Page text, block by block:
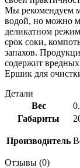
Мы рекомендуем
водой, но можно
деликатном
срок соки,
запахов.
содержит вредных
Ершик для
Детали
Вес
Габариты
Производитель
Отзывы (0)